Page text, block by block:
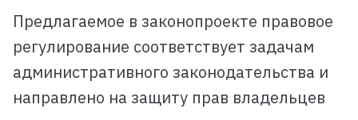
Предлагаемое в законопроекте правовое
регулирование соответствует задачам
административного законодательства и
направлено на защиту прав владельцев